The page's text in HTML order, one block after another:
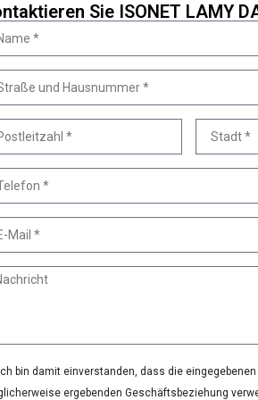
Sie ISONET LAMY
bin damit einverstanden, dass die
ergebenden Geschäftsbeziehung